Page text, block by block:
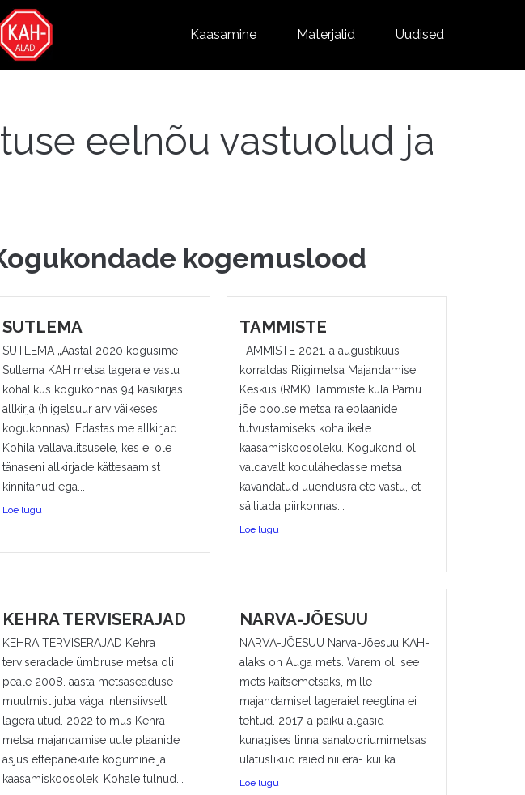
Kaasamine Materjalid Uudised
eelnõu vastuolud ja
kogemuslood
SUTLEMA
SUTLEMA „Aastal 2020 kogusime
Sutlema KAH metsa lageraie vastu
kohalikus kogukonnas 94 käsikirjas
allkirja (hiigelsuur arv väikeses
kogukonnas). Edastasime allkirjad
Kohila vallavalitsusele, kes ei ole
tänaseni allkirjade kättesaamist
kinnitanud ega...
Loe lugu
TAMMISTE
TAMMISTE 2021. a augustikuus
korraldas Riigimetsa Majandamise
Keskus (RMK) Tammiste küla Pärnu
jõe poolse metsa raieplaanide
tutvustamiseks kohalikele
kaasamiskoosoleku. Kogukond oli
valdavalt kodulähedasse metsa
kavandatud uuendusraiete vastu, et
säilitada piirkonnas...
Loe lugu
KEHRA TERVISERAJAD
KEHRA TERVISERAJAD Kehra
terviseradade ümbruse metsa oli
peale 2008. aasta metsaseaduse
muutmist juba väga intensiivselt
lageraiutud. 2022 toimus Kehra
metsa majandamise uute plaanide
asjus ettepanekute kogumine ja
kaasamiskoosolek. Kohale tulnud...
NARVA-JÕESUU
NARVA-JÕESUU Narva-Jõesuu KAH-
alaks on Auga mets. Varem oli see
mets kaitsemetsaks, mille
majandamisel lageraiet reeglina ei
tehtud. 2017. a paiku algasid
kunagises linna sanatooriumimetsas
ulatuslikud raied nii era- kui ka...
Loe lugu